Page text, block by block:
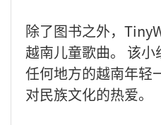
除了图书之外，
越南儿童歌曲。 该
任何地方的越南年轻
对民族文化的热爱。